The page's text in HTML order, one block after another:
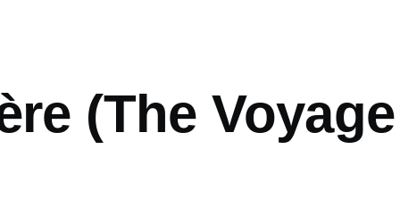
(The Voyage